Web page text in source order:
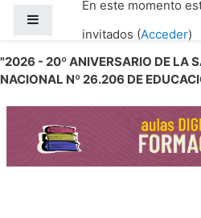
Salta al contenido principal
"2026 - 20º ANIVERSARIO DE LA
NACIONAL Nº 26.206 DE
En este momento
invitados (Acceder)